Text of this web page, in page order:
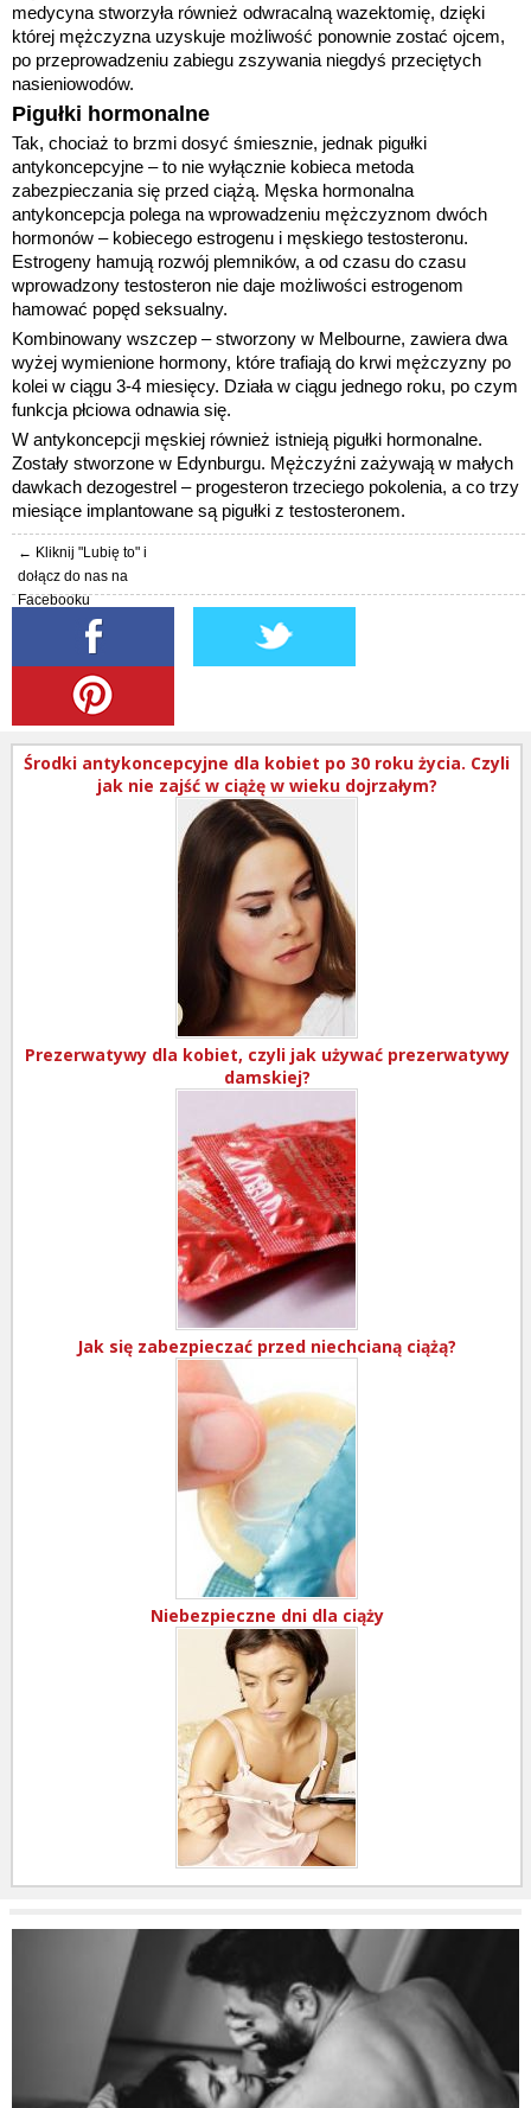
medycyna stworzyła również odwracalną wazektomię, dzięki
której mężczyzna uzyskuje możliwość ponownie zostać ojcem,
po przeprowadzeniu zabiegu zszywania niegdyś przeciętych
nasieniowodów.
Pigułki hormonalne
Tak, chociaż to brzmi dosyć śmiesznie, jednak pigułki
antykoncepcyjne – to nie wyłącznie kobieca metoda
zabezpieczania się przed ciążą. Męska hormonalna
antykoncepcja polega na wprowadzeniu mężczyznom dwóch
hormonów – kobiecego estrogenu i męskiego testosteronu.
Estrogeny hamują rozwój plemników, a od czasu do czasu
wprowadzony testosteron nie daje możliwości estrogenom
hamować popęd seksualny.
Kombinowany wszczep – stworzony w Melbourne, zawiera dwa
wyżej wymienione hormony, które trafiają do krwi mężczyzny po
kolei w ciągu 3-4 miesięcy. Działa w ciągu jednego roku, po czym
funkcja płciowa odnawia się.
W antykoncepcji męskiej również istnieją pigułki hormonalne.
Zostały stworzone w Edynburgu. Mężczyźni zażywają w małych
dawkach dezogestrel – progesteron trzeciego pokolenia, a co trzy
miesiące implantowane są pigułki z testosteronem.
← Kliknij "Lubię to" i
dołącz do nas na
Facebooku
Środki antykoncepcyjne dla kobiet po 30 roku życia. Czyli
jak nie zajść w ciążę w wieku dojrzałym?
Prezerwatywy dla kobiet, czyli jak używać prezerwatywy
damskiej?
Jak się zabezpieczać przed niechcianą ciążą?
Niebezpieczne dni dla ciąży